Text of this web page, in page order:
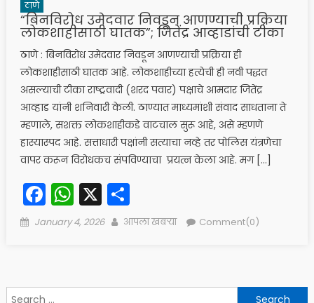
ठाणे
“बिनविरोध उमेदवार निवडून आणण्याची प्रक्रिया
लोकशाहीसाठी घातक”; जितेंद्र आव्हाडांची टीका
ठाणे : बिनविरोध उमेदवार निवडून आणण्याची प्रक्रिया ही
लोकशाहीसाठी घातक आहे. लोकशाहीच्या हत्येची ही नवी पद्धत
असल्याची टीका राष्ट्रवादी (शरद पवार) पक्षाचे आमदार जितेंद्र
आव्हाड यांनी शनिवारी केली. ठाण्यात माध्यमांशी संवाद साधताना ते
म्हणाले, सशक्त लोकशाहीकडे वाटचाल सुरू आहे, असे म्हणणे
हास्यास्पद आहे. सत्ताधारी पक्षांनी सत्याचा नव्हे तर पोलिस यंत्रणेचा
वापर करून विरोधकच संपविण्याचा प्रयत्न केला आहे. मग […]
Facebook
WhatsApp
X Share
Posted
January 4, 2026 Author
आपला खबऱ्या Comment(0)
Search